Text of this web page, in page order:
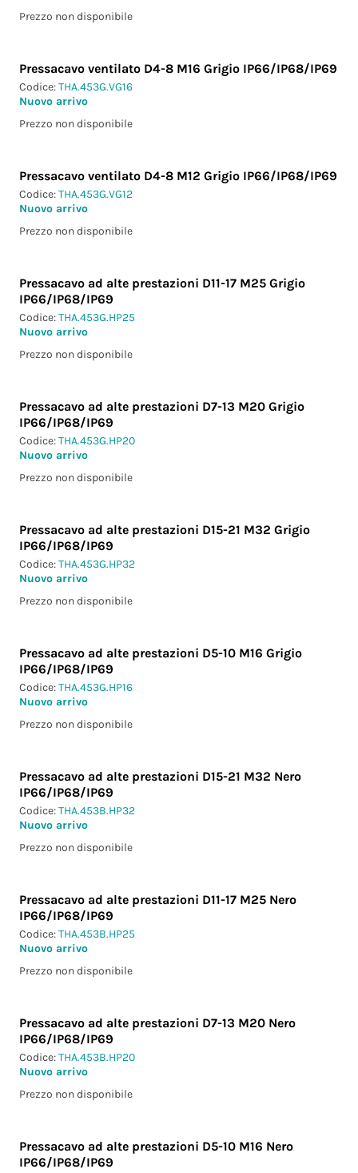
Prezzo non disponibile
Pressacavo ventilato D4-8 M16 Grigio IP66/IP68/IP69
Codice:THA.453G.VG16
Nuovo arrivo
Prezzo non disponibile
Pressacavo ventilato D4-8 M12 Grigio IP66/IP68/IP69
Codice:THA.453G.VG12
Nuovo arrivo
Prezzo non disponibile
Pressacavo ad alte prestazioni D11-17 M25 Grigio
IP66/IP68/IP69
Codice:THA.453G.HP25
Nuovo arrivo
Prezzo non disponibile
Pressacavo ad alte prestazioni D7-13 M20 Grigio
IP66/IP68/IP69
Codice:THA.453G.HP20
Nuovo arrivo
Prezzo non disponibile
Pressacavo ad alte prestazioni D15-21 M32 Grigio
IP66/IP68/IP69
Codice:THA.453G.HP32
Nuovo arrivo
Prezzo non disponibile
Pressacavo ad alte prestazioni D5-10 M16 Grigio
IP66/IP68/IP69
Codice:THA.453G.HP16
Nuovo arrivo
Prezzo non disponibile
Pressacavo ad alte prestazioni D15-21 M32 Nero
IP66/IP68/IP69
Codice:THA.453B.HP32
Nuovo arrivo
Prezzo non disponibile
Pressacavo ad alte prestazioni D11-17 M25 Nero
IP66/IP68/IP69
Codice:THA.453B.HP25
Nuovo arrivo
Prezzo non disponibile
Pressacavo ad alte prestazioni D7-13 M20 Nero
IP66/IP68/IP69
Codice:THA.453B.HP20
Nuovo arrivo
Prezzo non disponibile
Pressacavo ad alte prestazioni D5-10 M16 Nero
IP66/IP68/IP69